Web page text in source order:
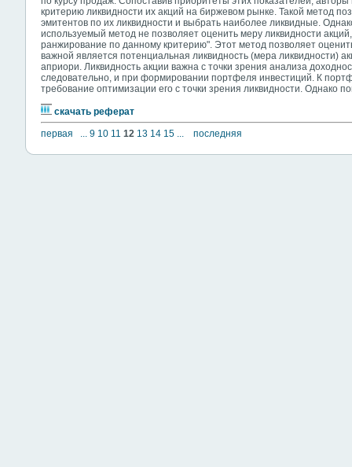
критерию ликвидности их акций на биржевом рынке. Такой метод
эмитентов по их ликвидности и выбрать наиболее ликвидные.
используемый метод не позволяет оценить меру ликвидности
ранжирование по данному критерию". Этот метод позволяет
важной является потенциальная ликвидность (мера ликвидности)
априори. Ликвидность акции важна с точки зрения анализа
следовательно, и при формировании портфеля инвестиций. К
требование оптимизации его с точки зрения ликвидности. Однако
скачать реферат
первая
... 9 10 11 12 13 14 15 ... последняя